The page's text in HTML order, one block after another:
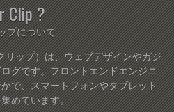
Clip ?
プについて
ップ）は、ウェブデザインやガジ
グです。フロントエンドエンジニ
で、スマートフォンやタブレット
めています。